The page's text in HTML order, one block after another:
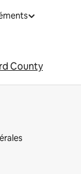
County